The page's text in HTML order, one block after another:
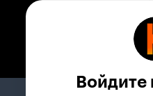
Служба
Войдите